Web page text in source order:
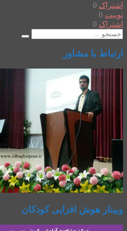
اشتراک 0
توییت 0
اشتراک 0
ارتباط با مشاور
وبینار هوش افزایی کودکان